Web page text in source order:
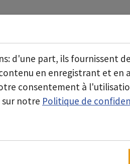
le monde. Surtout en ce
pays.
d'une part, ils fournissent
en enregistrant et en
consentement à
notre Politique de